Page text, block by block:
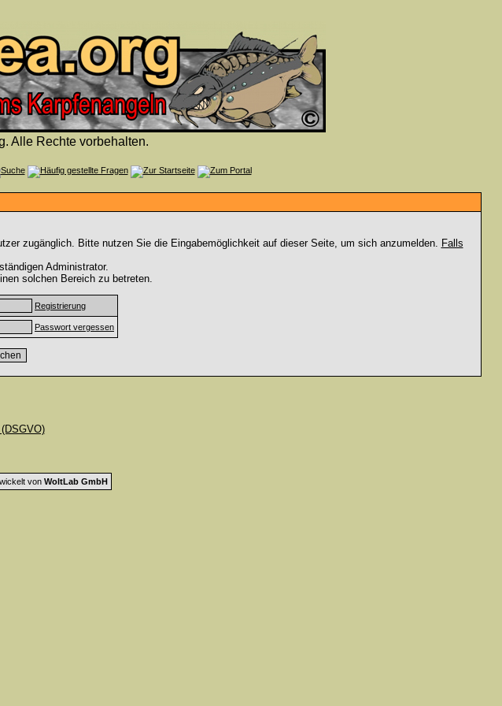
Alle Rechte vorbehalten.
zugänglich. Bitte nutzen Sie die Eingabemöglichkeit auf dieser Seite, um sich anzumelden. Falls
Administrator.
solchen Bereich zu betreten.
Registrierung
Passwort vergessen
von WoltLab GmbH